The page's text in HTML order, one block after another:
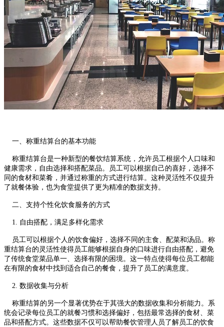
一、称重结算台的基本功能
称重结算台是一种新型的餐饮结算系统，允许员工根据个人口味和
健康需求，自由选择和搭配菜品。员工可以根据自己的喜好，选择不
同的食材和菜肴，并通过称重的方式进行结算。这种灵活性不仅提升
了就餐体验，也为食堂提供了更为精准的数据支持。
二、支持个性化饮食服务的方式
1. 自由搭配，满足多样化需求
员工可以根据个人的饮食偏好，选择不同的主食、配菜和汤品。称
重结算台的灵活性使得员工能够根据自身的口味进行自由搭配，避免
了传统食堂菜品单一、选择有限的困境。这一特点使得每位员工都能
在有限的食材中找到适合自己的餐食，提升了员工的满意度。
2. 数据收集与分析
称重结算的另一个显著优势在于其强大的数据收集和分析能力。系
统会记录每位员工的就餐习惯和选择偏好，包括最常选择的食材、菜
品和搭配方式。这些数据不仅可以帮助餐饮管理人员了解员工的饮食